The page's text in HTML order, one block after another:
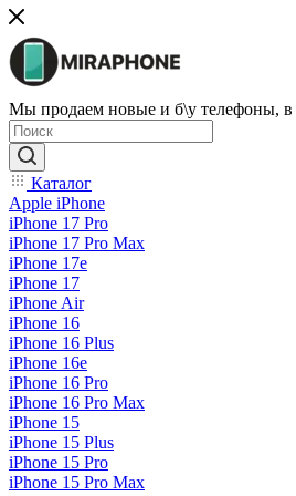
Мы продаем новые и б\у телефоны,
Каталог
Apple iPhone
iPhone 17 Pro
iPhone 17 Pro Max
iPhone 17e
iPhone 17
iPhone Air
iPhone 16
iPhone 16 Plus
iPhone 16e
iPhone 16 Pro
iPhone 16 Pro Max
iPhone 15
iPhone 15 Plus
iPhone 15 Pro
iPhone 15 Pro Max